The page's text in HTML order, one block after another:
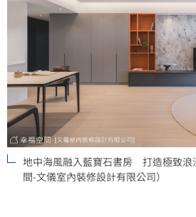
地中海風融入藍寶石書房 打造極致浪
間-文儀室內裝修設計有限公司）